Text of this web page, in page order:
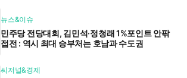
뉴스&이슈
민주당 전당대회, 김민석·정청래 1%포인트 안팎
접전 : 역시 최대 승부처는 호남과 수도권
씨저널&경제